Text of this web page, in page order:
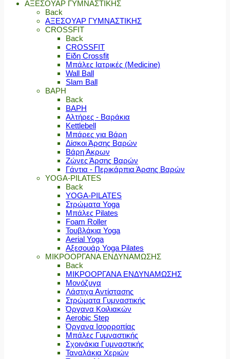
ΑΞΕΣΟΥΑΡ ΓΥΜΝΑΣΤΙΚΗΣ
Back
ΑΞΕΣΟΥΑΡ ΓΥΜΝΑΣΤΙΚΗΣ
CROSSFIT
Back
CROSSFIT
Είδη Crossfit
Μπάλες Ιατρικές (Medicine)
Wall Ball
Slam Ball
ΒΑΡΗ
Back
ΒΑΡΗ
Αλτήρες - Βαράκια
Kettlebell
Μπάρες για Βάρη
Δίσκοι Άρσης Βαρών
Βάρη Άκρων
Ζώνες Άρσης Βαρών
Γάντια - Περικάρπια Άρσης Βαρών
YOGA-PILATES
Back
YOGA-PILATES
Στρώματα Yoga
Μπάλες Pilates
Foam Roller
Τουβλάκια Yoga
Aerial Yoga
Αξεσουάρ Yoga Pilates
ΜΙΚΡΟΟΡΓΑΝΑ ΕΝΔΥΝΑΜΩΣΗΣ
Back
ΜΙΚΡΟΟΡΓΑΝΑ ΕΝΔΥΝΑΜΩΣΗΣ
Μονόζυγα
Λάστιχα Αντίστασης
Στρώματα Γυμναστικής
Όργανα Κοιλιακών
Aerobic Step
Όργανα Ισορροπίας
Μπάλες Γυμναστικής
Σχοινάκια Γυμναστικής
Ταναλάκια Χεριών